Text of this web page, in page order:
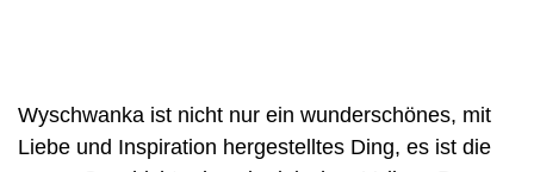
Wyschwanka ist nicht nur ein wunderschönes, mit
Liebe und Inspiration hergestelltes Ding, es ist die